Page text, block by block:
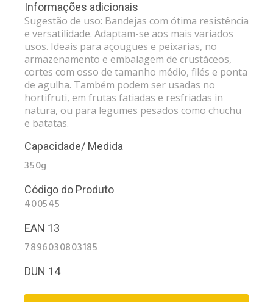
Informações adicionais
Sugestão de uso: Bandejas com ótima resistência
e versatilidade. Adaptam-se aos mais variados
usos. Ideais para açougues e peixarias, no
armazenamento e embalagem de crustáceos,
cortes com osso de tamanho médio, filés e ponta
de agulha. Também podem ser usadas no
hortifruti, em frutas fatiadas e resfriadas in
natura, ou para legumes pesados como chuchu
e batatas.
Capacidade/ Medida
350g
Código do Produto
400545
EAN 13
7896030803185
DUN 14